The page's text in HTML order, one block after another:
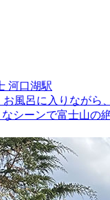
河口湖駅
風呂に入りながら
シーンで富士山の